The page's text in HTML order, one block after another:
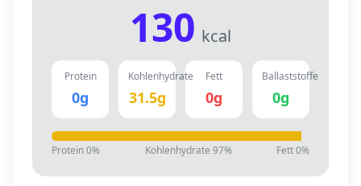
130 kcal
Protein
0g
Kohlenhydrate
31.5g
Fett
0g
Ballaststoffe
0g
Protein0% Kohlenhydrate 97% Fett0%